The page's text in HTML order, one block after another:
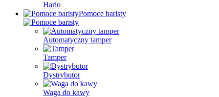
Hario
Pomoce baristy
Automatyczny tamper
Tamper
Dystrybutor
Waga do kawy